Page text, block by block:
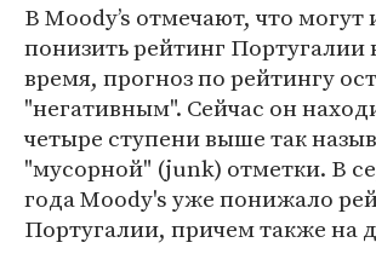
В Moody’s отмечают, что могут
понизить рейтинг
время, прогноз по рейтингу
"негативным". Сейчас он
четыре ступени выше так
"мусорной" (junk) отметки. В
года Moody's уже понижало
Португалии, причем также на